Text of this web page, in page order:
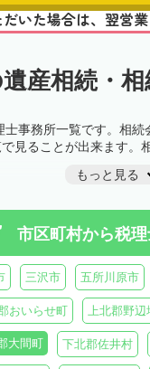
いた場合は、翌営業
産相続・
事務所一覧です。相
見ることが出来ます
もっと見る
市区町村から税
三沢市 五所川原市
おいらせ町 上北郡野
大間町 下北郡佐井村